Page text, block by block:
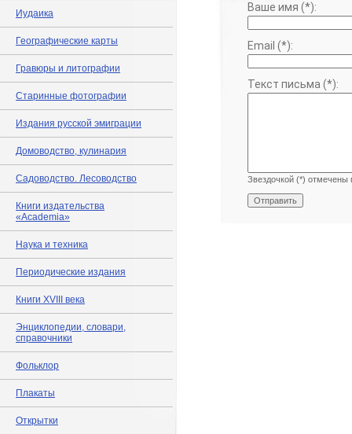
Иудаика
Географические карты
Гравюры и литографии
Старинные фотографии
Издания русской эмиграции
Домоводство, кулинария
Садоводство. Лесоводство
Книги издательства
«Academia»
Наука и техника
Периодические издания
Книги XVIII века
Энциклопедии, словари,
справочники
Фольклор
Плакаты
Открытки
Ваше имя (*):
Email (*):
Текст письма (*):
Звездочкой (*) отмечены